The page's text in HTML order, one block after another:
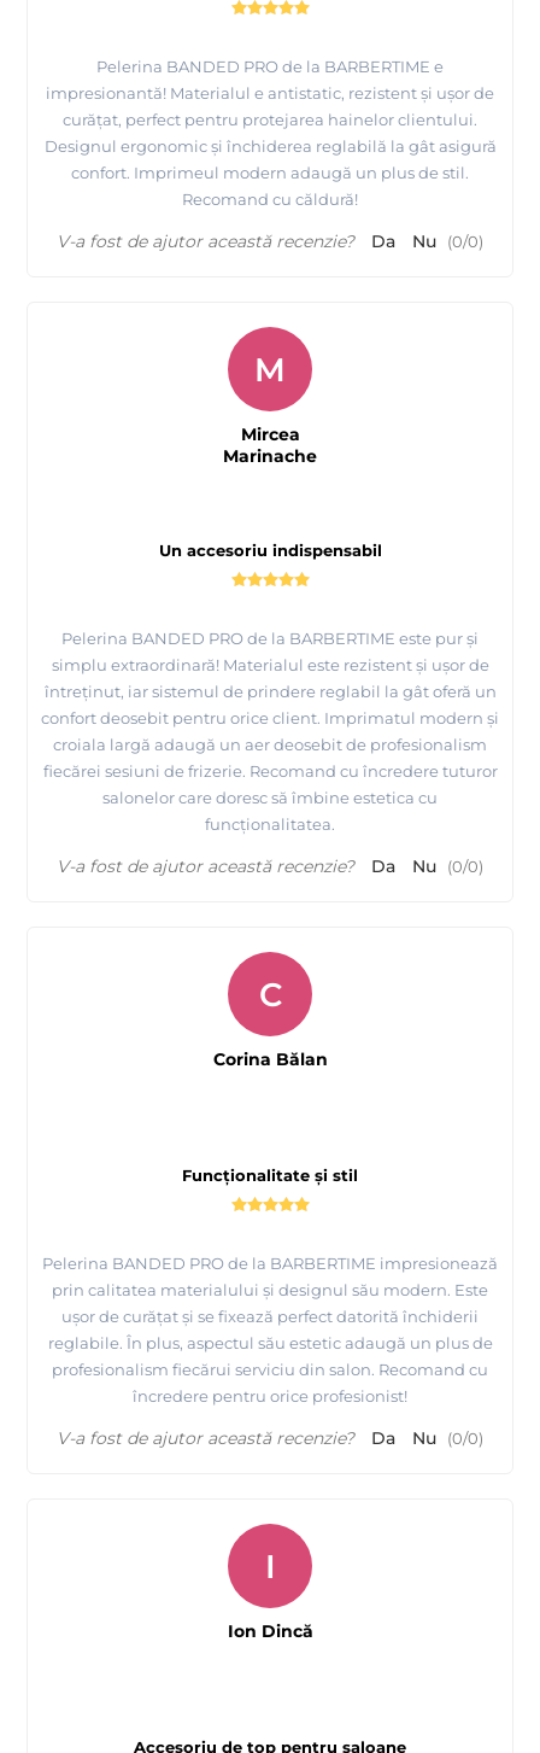
Pelerina BANDED PRO de la BARBERTIME e
impresionantă! Materialul e antistatic, rezistent și ușor de
curățat, perfect pentru protejarea hainelor clientului.
Designul ergonomic și închiderea reglabilă la gât asigură
confort. Imprimeul modern adaugă un plus de stil.
Recomand cu căldură!
V-a fost de ajutor această recenzie? Da Nu (0/0)
Un accesoriu indispensabil
Pelerina BANDED PRO de la BARBERTIME este pur și
simplu extraordinară! Materialul este rezistent și ușor de
întreținut, iar sistemul de prindere reglabil la gât oferă un
confort deosebit pentru orice client. Imprimatul modern și
croiala largă adaugă un aer deosebit de profesionalism
fiecărei sesiuni de frizerie. Recomand cu încredere tuturor
salonelor care doresc să îmbine estetica cu
funcționalitatea.
M
Mircea
Marinache
V-a fost de ajutor această recenzie? Da Nu (0/0)
Funcționalitate și stil
Pelerina BANDED PRO de la BARBERTIME impresionează
prin calitatea materialului și designul său modern. Este
ușor de curățat și se fixează perfect datorită închiderii
reglabile. În plus, aspectul său estetic adaugă un plus de
profesionalism fiecărui serviciu din salon. Recomand cu
încredere pentru orice profesionist!
C
Corina Bălan
V-a fost de ajutor această recenzie? Da Nu (0/0)
Accesoriu de top pentru saloane
I
Ion Dincă